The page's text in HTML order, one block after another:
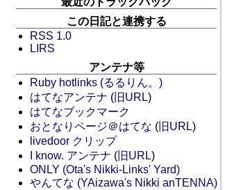
この日記と連携する
RSS 1.0
LIRS
アンテナ等
Ruby hotlinks (るるりん。)
はてなアンテナ ( 旧URL)
はてなブックマーク
おとなりページ＠はてな ( 旧URL)
livedoor クリップ
I know. アンテナ ( 旧URL)
ONLY (Ota's Nikki-Links' Yard)
やんてな (YAizawa's Nikki anTENNA)